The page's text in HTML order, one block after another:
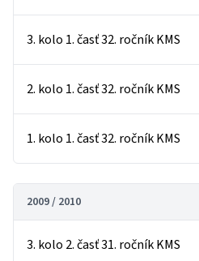
3. kolo 1. časť 32. ročník KMS
2. kolo 1. časť 32. ročník KMS
1. kolo 1. časť 32. ročník KMS
2009 / 2010
3. kolo 2. časť 31. ročník KMS